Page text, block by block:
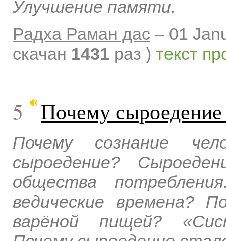
Улучшение памяти.
Радха Раман дас – 01
скачан 1431 раз ) текст
5 Почему сыроедение
Почему сознание
сыроедение?
общества
ведические времена?
варёной пищей?